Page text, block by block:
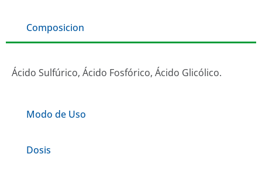
Composicion
Modo de Uso
Dosis
Ácido Sulfúrico, Ácido Fosfórico, Ácido Glicólico.